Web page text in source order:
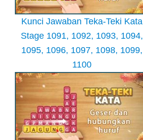
Kunci Jawaban Teka-Teki Kata
Stage 1091, 1092, 1093, 1094,
1095, 1096, 1097, 1098, 1099,
1100